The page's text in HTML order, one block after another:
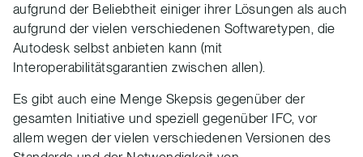
aufgrund der Beliebtheit einiger ihrer Lösungen als auch
aufgrund der vielen verschiedenen Softwaretypen, die
Autodesk selbst anbieten kann (mit
Interoperabilitätsgarantien zwischen allen).
Es gibt auch eine Menge Skepsis gegenüber der
gesamten Initiative und speziell gegenüber IFC, vor
allem wegen der vielen verschiedenen Versionen des